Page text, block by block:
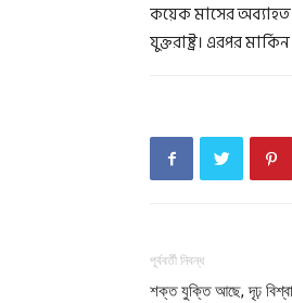
কয়েক মাসের
যুক্তরাষ্ট্র। এরপর
পূর্ববর্তী নিবন্ধ
শক্ত যুক্তি আছে, দৃঢ়